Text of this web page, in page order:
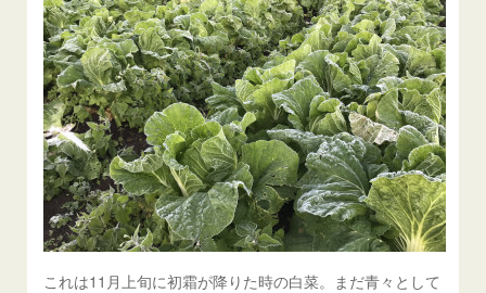
これは11月上旬に初霜が降りた時の白菜。まだ青々として